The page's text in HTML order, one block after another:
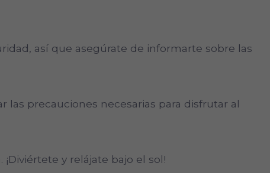
así que asegúrate de informarte sobre las
las precauciones necesarias para disfrutar al
y relájate bajo el sol!